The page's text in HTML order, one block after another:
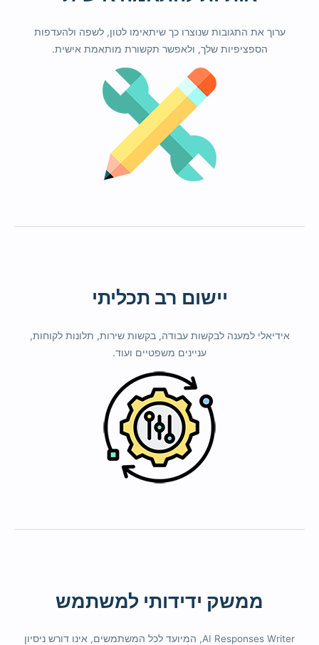
ערוך את התגובות שנוצרו כך שיתאימו לטון, לשפה ולהעדפות
הספציפיות שלך, ולאפשר תקשורת מותאמת אישית.
יישום רב תכליתי
אידיאלי למענה לבקשות עבודה, בקשות שירות, תלונות לקוחות,
עניינים משפטיים ועוד.
ממשק ידידותי למשתמש
AI Responses Writer, המיועד לכל המשתמשים, אינו דורש ניסיון